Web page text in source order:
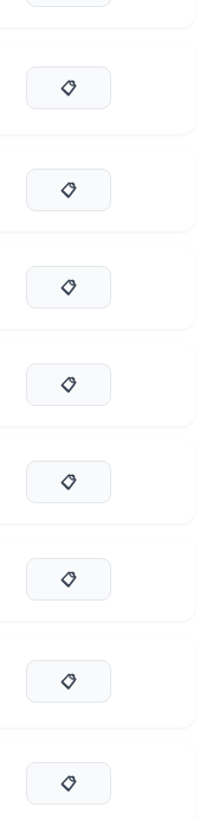
📋
📋
📋
📋
📋
📋
📋
📋